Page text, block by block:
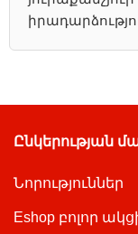
Ընկերության
Նորություններ
Eshop բոլոր